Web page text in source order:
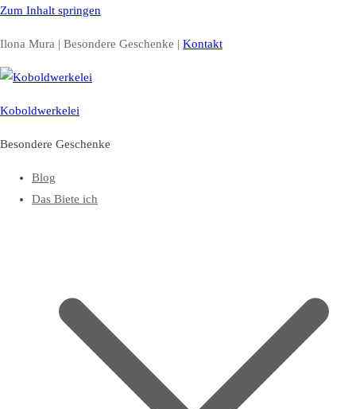
Zum Inhalt springen
Ilona Mura | Besondere Geschenke | Kontakt
Koboldwerkelei
Besondere Geschenke
Blog
Das Biete ich